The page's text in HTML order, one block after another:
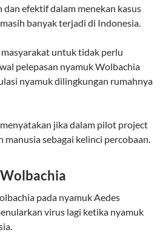
efektif dalam menekan kasus
banyak terjadi di Indonesia.
untuk tidak perlu
pelepasan nyamuk Wolbachia
nyamuk dilingkungan rumahnya
jika dalam pilot project
sebagai kelinci percobaan.
pada nyamuk Aedes
virus lagi ketika nyamuk